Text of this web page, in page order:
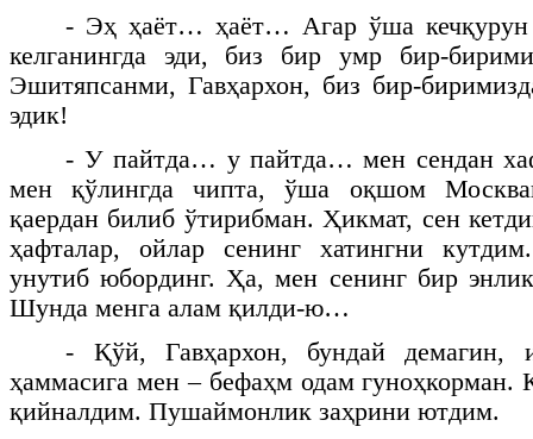
- Эҳ ҳаёт… ҳаёт… Агар ўша кечқурун
келганингда эди, биз бир умр бир-
Эшитяпсанми, Гавҳархон, биз бир-
эдик!
- У пайтда… у пайтда… мен сендан
мен қўлингда чипта, ўша оқшом
қаердан билиб ўтирибман. Ҳикмат, сен
ҳафталар, ойлар сенинг хатингни
унутиб юбординг. Ҳа, мен сенинг бир
Шунда менга алам қилди-ю…
- Қўй, Гавҳархон, бундай демагин,
ҳаммасига мен – бефаҳм одам гуноҳкорман.
қийналдим. Пушаймонлик заҳрини ютдим.